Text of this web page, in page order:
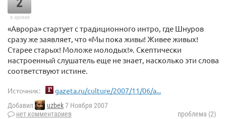
в архиве
«Аврора» стартует с традиционного интро, где Шнуров
сразу же заявляет, что «Мы пока живы! Живее живых!
Старее старых! Моложе молодых!». Скептически
настроенный слушатель еще не знает, насколько эти слова
соответствуют истине.
Источник: gazeta.ru/culture/2007/11/06/a...
Добавил uzbek7 Ноября 2007
нет комментариев
проблема (2)